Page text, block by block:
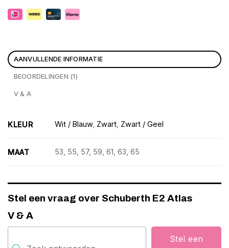
AANVULLENDE INFORMATIE
BEOORDELINGEN (1)
V & A
KLEUR Wit / Blauw, Zwart Zwart / Geel
MAAT 53, 55, 57, 59, 61, 63, 65
Stel een vraag over Schuberth E2 Atlas
V & A
Stel een